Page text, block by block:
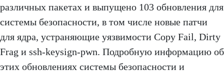
различных пакетах и выпущено 103 обновления для
системы безопасности, в том числе новые патчи
для ядра, устраняющие уязвимости Copy Fail, Dirty
Frag и ssh-keysign-pwn. Подробную информацию об
этих обновлениях системы безопасности и